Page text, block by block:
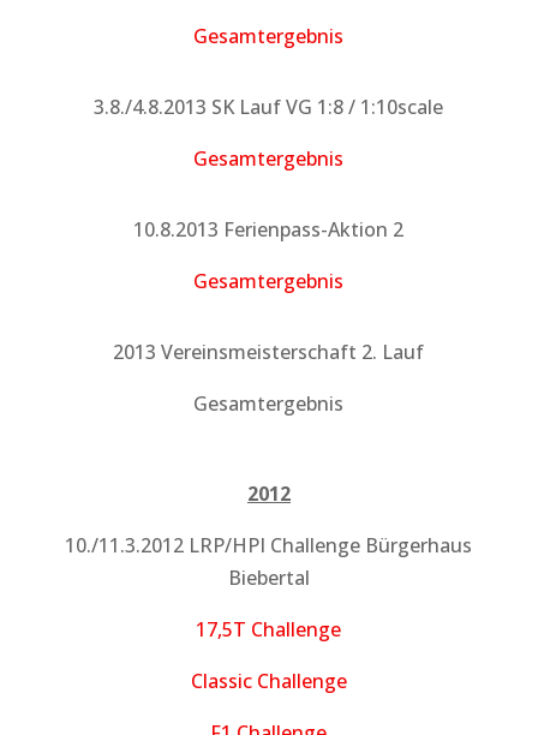
Gesamtergebnis
3.8./4.8.2013 SK Lauf VG 1:8 / 1:10scale
Gesamtergebnis
10.8.2013 Ferienpass-Aktion 2
Gesamtergebnis
2013 Vereinsmeisterschaft 2. Lauf
Gesamtergebnis
2012
10./11.3.2012 LRP/HPI Challenge Bürgerhaus
Biebertal
17,5T Challenge
Classic Challenge